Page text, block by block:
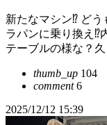
新たなマシン⁉️ ど
ラパンに乗り換え⁉️
テーブルの様な？
thumb_up 104
comment6
2025/12/12 15:39